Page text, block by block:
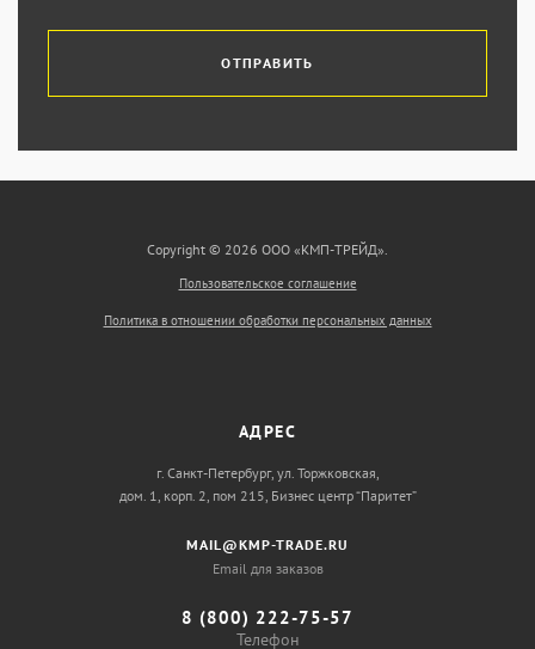
ОТПРАВИТЬ
Copyright © 2026 ООО «КМП-ТРЕЙД».
Пользовательское соглашение
Политика в отношении обработки персональных данных
АДРЕС
г. Санкт-Петербург, ул. Торжковская,
дом. 1, корп. 2, пом 215, Бизнес центр “Паритет”
MAIL@KMP-TRADE.RU
Email для заказов
8 (800) 222-75-57
Телефон